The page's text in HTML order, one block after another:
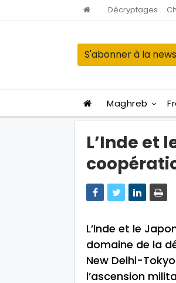
Décryptages
S'abonner à la
Maghreb
L’Inde et
L’Inde et le
domaine de la
New Delhi-
l’ascension